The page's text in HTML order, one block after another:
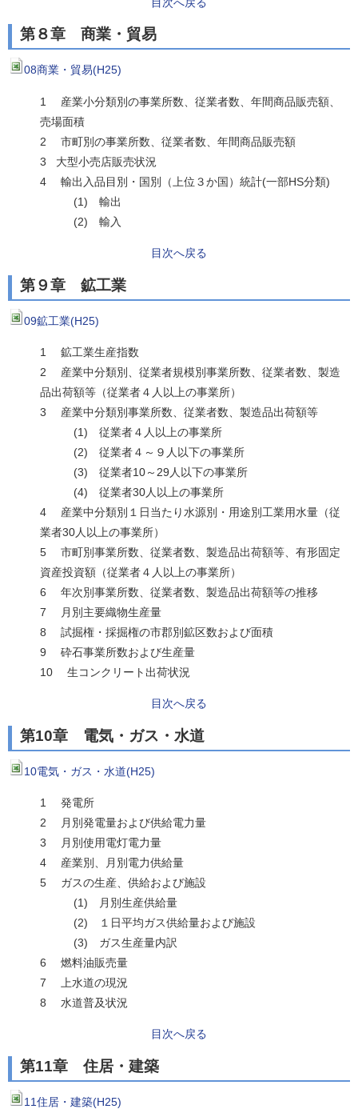
第８章 商業・貿易
08商業・貿易(H25)
1 産業小分類別の事業所数、従業者数、年間商品販売額、
売場面積
2 市町別の事業所数、従業者数、年間商品販売額
3 大型小売店販売状況
4 輸出入品目別・国別（上位３か国）統計(一部HS分類)
(1) 輸出
(2) 輸入
目次へ戻る
第９章 鉱工業
09鉱工業(H25)
1 鉱工業生産指数
2 産業中分類別、従業者規模別事業所数、従業者数、製造
品出荷額等（従業者４人以上の事業所）
3 産業中分類別事業所数、従業者数、製造品出荷額等
(1) 従業者４人以上の事業所
(2) 従業者４～９人以下の事業所
(3) 従業者10～29人以下の事業所
(4) 従業者30人以上の事業所
4 産業中分類別１日当たり水源別・用途別工業用水量（従
業者30人以上の事業所）
5 市町別事業所数、従業者数、製造品出荷額等、有形固定
資産投資額（従業者４人以上の事業所）
6 年次別事業所数、従業者数、製造品出荷額等の推移
7 月別主要織物生産量
8 試掘権・採掘権の市郡別鉱区数および面積
9 砕石事業所数および生産量
10 生コンクリート出荷状況
目次へ戻る
第10章 電気・ガス・水道
10電気・ガス・水道(H25)
1 発電所
2 月別発電量および供給電力量
3 月別使用電灯電力量
4 産業別、月別電力供給量
5 ガスの生産、供給および施設
(1) 月別生産供給量
(2) １日平均ガス供給量および施設
(3) ガス生産量内訳
6 燃料油販売量
7 上水道の現況
8 水道普及状況
目次へ戻る
第11章 住居・建築
11住居・建築(H25)